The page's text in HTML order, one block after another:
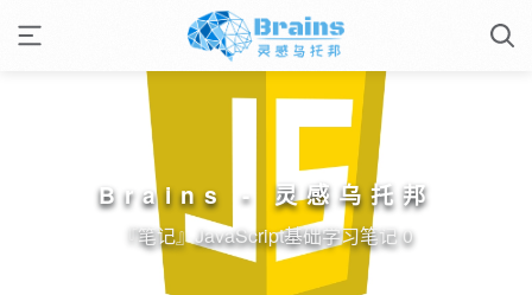
Brains - 灵感乌托邦
『笔记』JavaScript基础学习笔记 0